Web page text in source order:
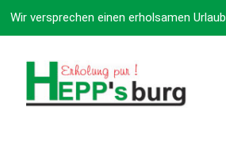
Wir versprechen einen erholsamen Urlaub